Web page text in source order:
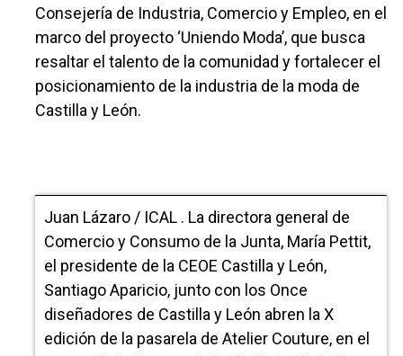
Consejería de Industria, Comercio y Empleo, en el
marco del proyecto ‘Uniendo Moda’, que busca
resaltar el talento de la comunidad y fortalecer el
posicionamiento de la industria de la moda de
Castilla y León.
Juan Lázaro / ICAL . La directora general de
Comercio y Consumo de la Junta, María Pettit,
el presidente de la CEOE Castilla y León,
Santiago Aparicio, junto con los Once
diseñadores de Castilla y León abren la X
edición de la pasarela de Atelier Couture, en el